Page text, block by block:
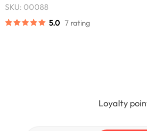
SKU: 00088
5.0 7 rating
Loyalty